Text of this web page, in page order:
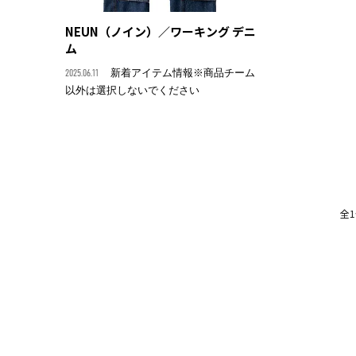
NEUN（ノイン）／ワーキング デニ
ム
2025.06.11
新着アイテム情報※商品チーム
以外は選択しないでください
全